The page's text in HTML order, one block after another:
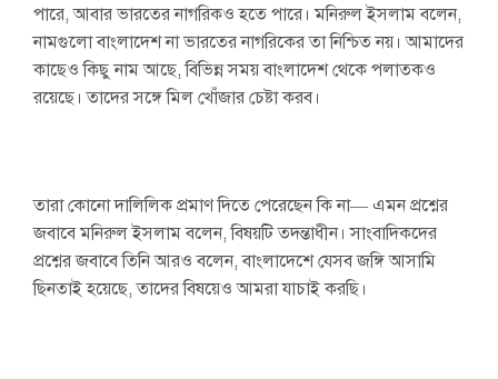
পারে, আবার ভারতের নাগরিকও হতে পারে। মনিরুল ইসলাম বলেন,
নামগুলো বাংলাদেশ না ভারতের নাগরিকের তা নিশ্চিত নয়। আমাদের
কাছেও কিছু নাম আছে, বিভিন্ন সময় বাংলাদেশ থেকে পলাতকও
রয়েছে। তাদের সঙ্গে মিল খোঁজার চেষ্টা করব।
তারা কোনো দালিলিক প্রমাণ দিতে পেরেছেন কি না— এমন প্রশ্নের
জবাবে মনিরুল ইসলাম বলেন, বিষয়টি তদন্তাধীন। সাংবাদিকদের
প্রশ্নের জবাবে তিনি আরও বলেন, বাংলাদেশে যেসব জঙ্গি আসামি
ছিনতাই হয়েছে, তাদের বিষয়েও আমরা যাচাই করছি।